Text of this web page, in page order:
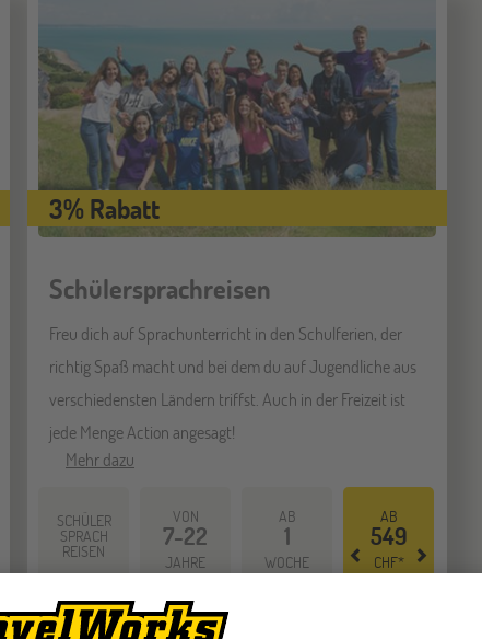
3% Rabatt
Schülersprachreisen
Freu dich auf Sprachunterricht in den Schulferien, der
richtig Spaß macht und bei dem du auf Jugendliche aus
verschiedensten Ländern triffst. Auch in der Freizeit ist
jede Menge Action angesagt!
Mehr dazu
SCHÜLER
SPRACH
REISEN
VON
7-22
JAHRE
AB
1
WOCHE
AB
549
CHF*